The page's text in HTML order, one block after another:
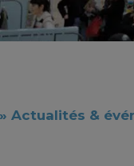
» Actualités &